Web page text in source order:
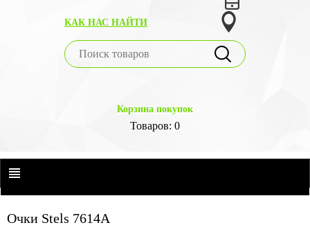
КАК НАС НАЙТИ
Корзина покупок
Товаров: 0
Очки Stels 7614A